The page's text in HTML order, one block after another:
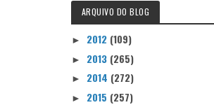
ARQUIVO DO BLOG
► 2012 (109)
► 2013 (265)
► 2014 (272)
► 2015 (257)